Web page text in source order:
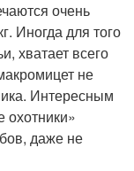
очень
Иногда для того
хватает всего
не
Интересным
охотники»
даже не